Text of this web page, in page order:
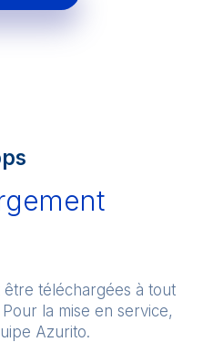
téléchargées à tout
la mise en service,
Azurito.